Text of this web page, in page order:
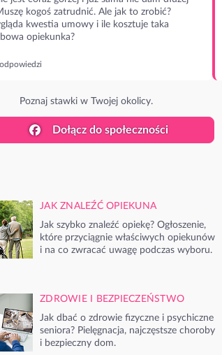
kogoś zatrudnić. Ale jak to zrobić?
kwestia umowy i ile kosztuje taka
opiekunka?
Poznaj stawki w Twojej okolicy.
Dołącz do społeczności
JAK ZNALEŹĆ OPIEKUNA
Jak szybko znaleźć opiekę? Ogłoszenie,
które przyciągnie właściwych opiekunów
i na co zwracać uwagę podczas wyboru.
ZDROWIE I BEZPIECZEŃSTWO
Jak dbać o zdrowie fizyczne i psychiczne
seniora? Pielęgnacja, najczęstsze choroby
i bezpieczny dom.